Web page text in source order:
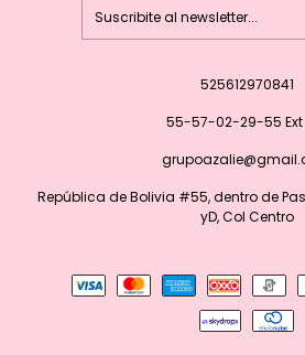
525612970841
55-57-02-29-55 Ext
República de Bolivia #55, dentro de
yD, Col Centro